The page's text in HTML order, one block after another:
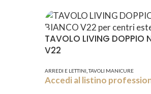
TAVOLO LIVING DOPPIO
V22
ARREDI E LETTINI TAVOLI MANICURE
Accedi al listino